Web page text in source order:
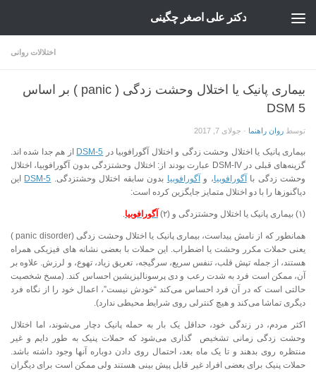
دکتر علی اصغر چگینی
اختلالات روانی
بیماری پانیک یا اختلال وحشت زدگی ( panic ) بر اساس
DSM 5
توسط روان راهنما · جولای 7, 2017
بیماری پانیک یا اختلال وحشت زدگی و اختلال آگورافوبیا در DSM-5 از هم جدا شده اند.
گزینه‌های قبلی در DSM-IV عبارت بودند از: اختلال وحشتزدگی بدون آگورافوبیا، اختلال
وحشت زدگی باآگورافوبیا، وآگورافوبیا بدون سابقه اختلال وحشتزدگی. DSM-5 این
دیاگنوزها را با دو اختلال متمایز جایگزین کرده است:
(۱) بیماری پانیک یا اختلال وحشتزدگی و (۲) آگورافوبیا
همانطور که از نامش پیداست، بیماری پانیک یا اختلال وحشت زدگی (panic disorder )
یعنی حملات مکرر وحشت یا اضطراب. این حملات با بعضی نشانه های فیزیکی همراه
هستند، از جمله تپش قلب، تنفس سریع، سرگیجه، تعریق زیاد، تهوع، و لرزش. علاوه بر
آن، ممکن است فرد به شدت رعب و دی پرسونالیزیشین احساس کند. (مسخ شخصیت
حالتی است که در آن فرد احساس می‌کند “خودش نیست”، اعمال خود را از نگاه فرد
دیگری تماشا می‌کند و هیچ کنترلی روی شرایط محیطی ندارد).
اکثر مردم، در زندگی خود، حداقل یک بار به حمله پانیک دچار می‌شوند، اما اختلال
وحشت زدگی زمانی تشخیص گذاری می‌شود که حملات پنیک به طور دایم و غیر
منتظره روی بدهند و تا یک ماه بعد، احتمال روی دادن دوباره آنها وجود داشته باشد.
حملات پنیک برای بعضی افراد غیر قابل پیش بینی هستند ولی ممکن است برای دیگران